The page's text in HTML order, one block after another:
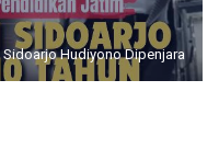
Sidoarjo Hudiyono Dipenjara